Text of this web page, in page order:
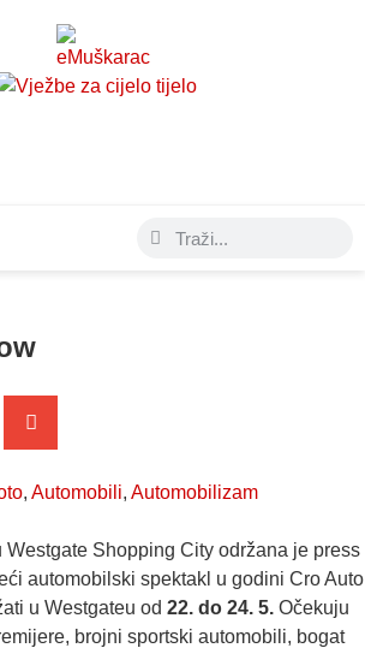
, Automobili, Automobilizam
Westgate Shopping City održana je press
automobilski spektakl u godini Cro Auto
u Westgateu od 22. do 24. 5. Očekuju
brojni sportski automobili, bogat